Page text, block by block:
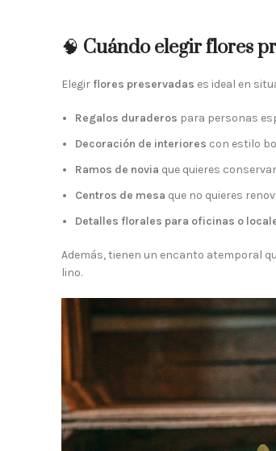
🧠 Cuándo elegir flores
Elegir flores preservadas es ideal en
Regalos duraderos para personas
Decoración de interiores con estilo
Ramos de novia que quieres
Centros de mesa que no quieres
Detalles florales para oficinas o
Además, tienen un encanto atemporal
lino.